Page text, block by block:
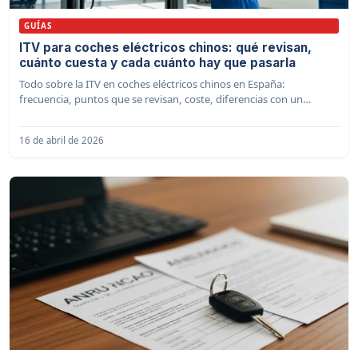
GUÍAS
ITV para coches eléctricos chinos: qué revisan,
cuánto cuesta y cada cuánto hay que pasarla
Todo sobre la ITV en coches eléctricos chinos en España:
frecuencia, puntos que se revisan, coste, diferencias con un
16 de abril de 2026